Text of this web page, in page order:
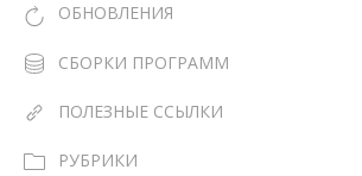
ОБНОВЛЕНИЯ
СБОРКИ ПРОГРАММ
ПОЛЕЗНЫЕ ССЫЛКИ
РУБРИКИ